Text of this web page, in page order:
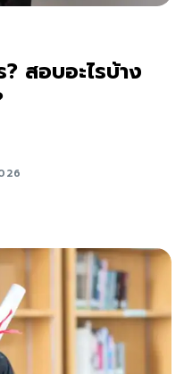
สอบอะไรบ้าง